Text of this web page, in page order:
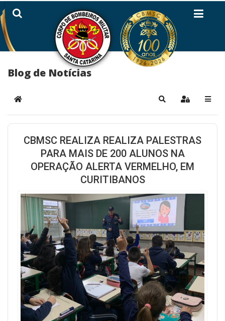
Blog de Notícias
Home PesquisarSign In
CBMSC REALIZA REALIZA PALESTRAS
PARA MAIS DE 200 ALUNOS NA
OPERAÇÃO ALERTA VERMELHO, EM
CURITIBANOS